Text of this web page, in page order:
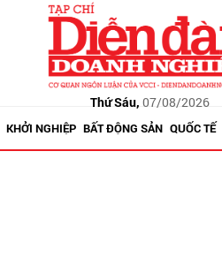
Thứ Sáu, 07/08/2026
KHỞI NGHIỆP BẤT ĐỘNG SẢN QUỐC TẾ